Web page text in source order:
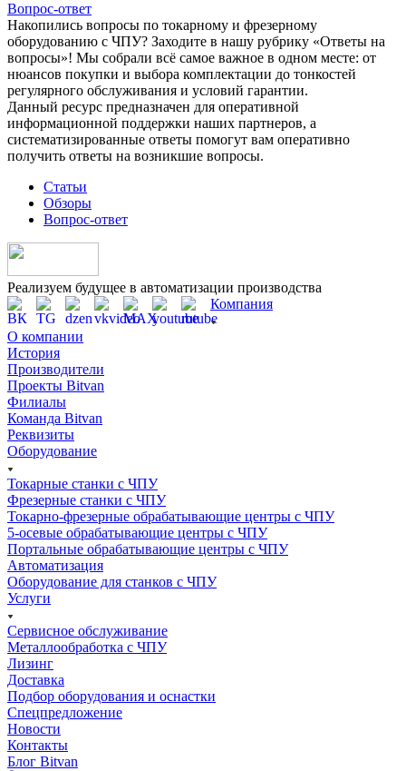
Вопрос-ответ
Накопились вопросы по токарному и фрезерному
оборудованию с ЧПУ? Заходите в нашу рубрику «Ответы на
вопросы»! Мы собрали всё самое важное в одном месте: от
нюансов покупки и выбора комплектации до тонкостей
регулярного обслуживания и условий гарантии.
Данный ресурс предназначен для оперативной
информационной поддержки наших партнеров, а
систематизированные ответы помогут вам оперативно
получить ответы на возникшие вопросы.
Статьи
Обзоры
Вопрос-ответ
Реализуем будущее в автоматизации производства
Компания
О компании
История
Производители
Проекты Bitvan
Филиалы
Команда Bitvan
Реквизиты
Оборудование
Токарные станки с ЧПУ
Фрезерные станки с ЧПУ
Токарно-фрезерные обрабатывающие центры с ЧПУ
5-осевые обрабатывающие центры с ЧПУ
Портальные обрабатывающие центры с ЧПУ
Автоматизация
Оборудование для станков с ЧПУ
Услуги
Сервисное обслуживание
Металлообработка с ЧПУ
Лизинг
Доставка
Подбор оборудования и оснастки
Спецпредложение
Новости
Контакты
Блог Bitvan